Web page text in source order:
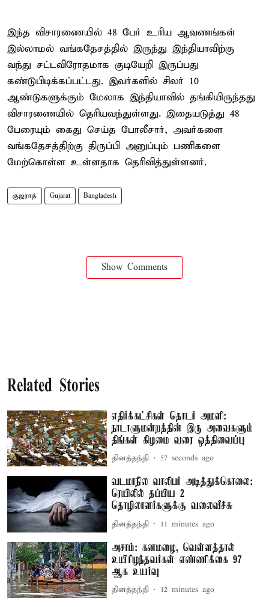
இந்த விசாரணையில் 48 பேர் உரிய ஆவணங்கள்
இல்லாமல் வங்கதேசத்தில் இருந்து இந்தியாவிற்கு
வந்து சட்டவிரோதமாக குடியேறி இருப்பது
கண்டுபிடிக்கப்பட்டது. இவர்களில் சிலர் 10
ஆண்டுகளுக்கும் மேலாக இந்தியாவில் தங்கியிருந்தது
விசாரணையில் தெரியவந்துள்ளது. இதையடுத்து 48
பேரையும் கைது செய்த போலீசார், அவர்களை
வங்கதேசத்திற்கு திருப்பி அனுப்பும் பணிகளை
மேற்கொள்ள உள்ளதாக தெரிவித்துள்ளனர்.
குஜராத் Gujarat Bangladesh
Show Comments
Related Stories
எதிர்க்கட்சிகள் தொடர் அமளி:
நாடாளுமன்றத்தின் இரு அவைகளும்
திங்கள் கிழமை வரை ஒத்திவைப்பு
தினத்தந்தி 59 seconds ago
வடமாநில வாலிபர் அடித்துக்கொலை:
ரெயிலில் தப்பிய 2
தொழிலாளர்களுக்கு வலைவீச்சு
தினத்தந்தி 11 minutes ago
அசாம்: கனமழை, வெள்ளத்தால்
உயிரிழந்தவர்கள் எண்ணிக்கை 97
ஆக உயர்வு
தினத்தந்தி 12 minutes ago